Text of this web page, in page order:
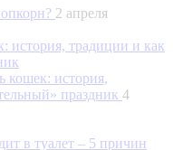
2 апреля
кошек: история,
праздник 4